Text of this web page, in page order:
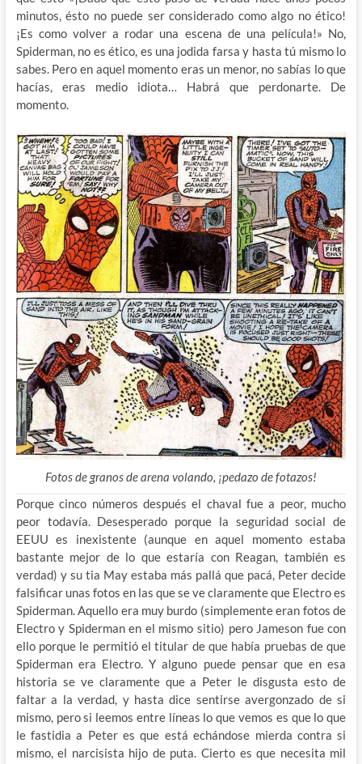
minutos, ésto no puede ser considerado como algo no ético!
¡Es como volver a rodar una escena de una película!» No,
Spiderman, no es ético, es una jodida farsa y hasta tú mismo lo
sabes. Pero en aquel momento eras un menor, no sabías lo que
hacías, eras medio idiota… Habrá que perdonarte. De
momento.
Fotos de granos de arena volando, ¡pedazo de fotazos!
Porque cinco números después el chaval fue a peor, mucho
peor todavía. Desesperado porque la seguridad social de
EEUU es inexistente (aunque en aquel momento estaba
bastante mejor de lo que estaría con Reagan, también es
verdad) y su tia May estaba más pallá que pacá, Peter decide
falsificar unas fotos en las que se ve claramente que Electro es
Spiderman. Aquello era muy burdo (simplemente eran fotos de
Electro y Spiderman en el mismo sitio) pero Jameson fue con
ello porque le permitió el titular de que había pruebas de que
Spiderman era Electro. Y alguno puede pensar que en esa
historia se ve claramente que a Peter le disgusta esto de
faltar a la verdad, y hasta dice sentirse avergonzado de si
mismo, pero si leemos entre líneas lo que vemos es que lo que
le fastidia a Peter es que está echándose mierda contra si
mismo, el narcisista hijo de puta. Cierto es que necesita mil